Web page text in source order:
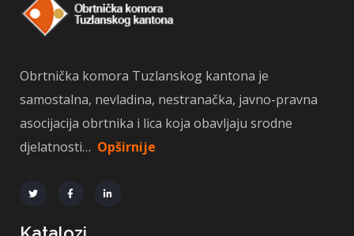
Obrtnička komora Tuzlanskog kantona je
samostalna, nevladina, nestranačka, javno-pravna
asocijacija obrtnika i lica koja obavljaju srodne
djelatnosti… Opširnije